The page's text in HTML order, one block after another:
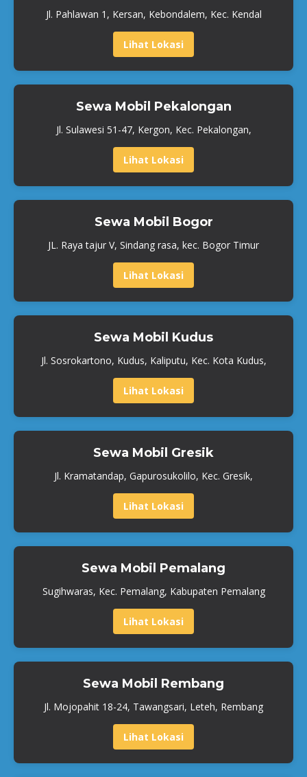
Jl. Pahlawan 1, Kersan, Kebondalem, Kec. Kendal
Lihat Lokasi
Sewa Mobil Pekalongan
Jl. Sulawesi 51-47, Kergon, Kec. Pekalongan,
Lihat Lokasi
Sewa Mobil Bogor
JL. Raya tajur V, Sindang rasa, kec. Bogor Timur
Lihat Lokasi
Sewa Mobil Kudus
Jl. Sosrokartono, Kudus, Kaliputu, Kec. Kota Kudus,
Lihat Lokasi
Sewa Mobil Gresik
Jl. Kramatandap, Gapurosukolilo, Kec. Gresik,
Lihat Lokasi
Sewa Mobil Pemalang
Sugihwaras, Kec. Pemalang, Kabupaten Pemalang
Lihat Lokasi
Sewa Mobil Rembang
Jl. Mojopahit 18-24, Tawangsari, Leteh, Rembang
Lihat Lokasi